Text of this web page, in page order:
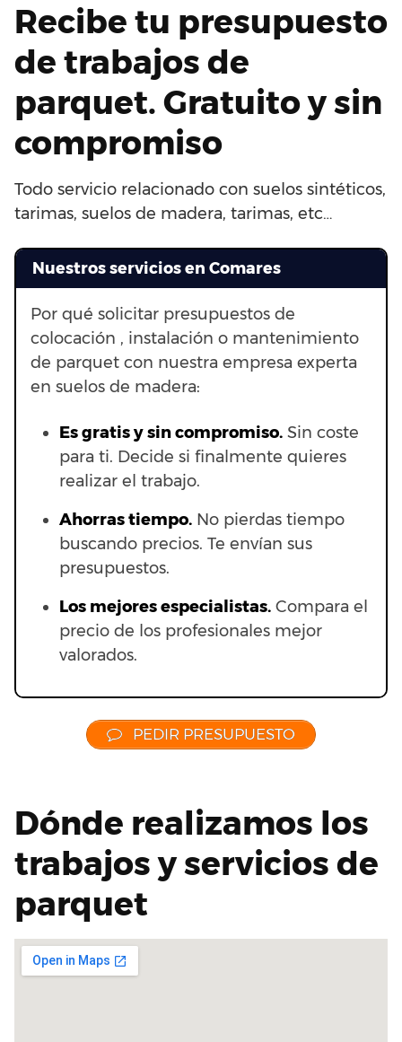
Recibe tu presupuesto
de trabajos de
parquet. Gratuito y sin
compromiso
Todo servicio relacionado con suelos sintéticos,
tarimas, suelos de madera, tarimas, etc…
Nuestros servicios en Comares
Por qué solicitar presupuestos de
colocación , instalación o mantenimiento
de parquet con nuestra empresa experta
en suelos de madera:
Es gratis y sin compromiso. Sin coste
para ti. Decide si finalmente quieres
realizar el trabajo.
Ahorras tiempo. No pierdas tiempo
buscando precios. Te envían sus
presupuestos.
Los mejores especialistas. Compara el
precio de los profesionales mejor
valorados.
PEDIR PRESUPUESTO
Dónde realizamos los
trabajos y servicios de
parquet